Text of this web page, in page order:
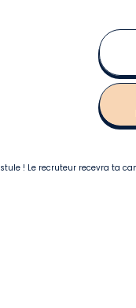
! Le recruteur recevra